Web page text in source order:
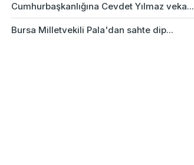
Cumhurbaşkanlığına Cevdet Yılmaz veka...
Bursa Milletvekili Pala'dan sahte dip...